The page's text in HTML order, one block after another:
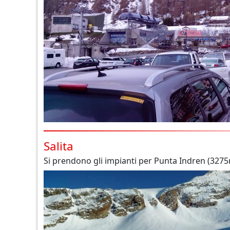
Salita
Si prendono gli impianti per Punta Indren